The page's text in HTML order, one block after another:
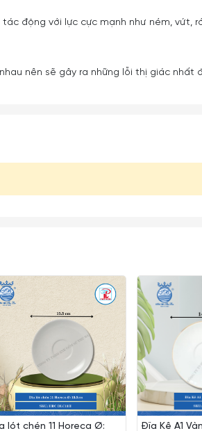
động với lực cực mạnh như ném, vứt,
nên sẽ gây ra những lỗi thị giác nhất
lót chén 11 Horeca Ø:
Đĩa Kê A1